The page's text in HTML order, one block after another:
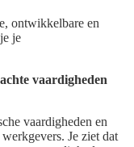
ontwikkelbare en
je
vaardigheden
vaardigheden en
Je ziet dat